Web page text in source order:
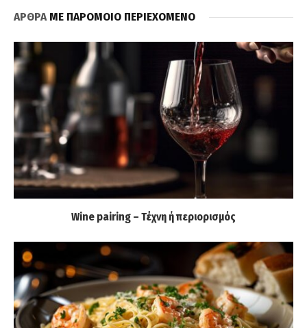
ΑΡΘΡΑΜΕ ΠΑΡΟΜΟΙΟ ΠΕΡΙΕΧΟΜΕΝΟ
Wine pairing – Τέχνη ή περιορισμός